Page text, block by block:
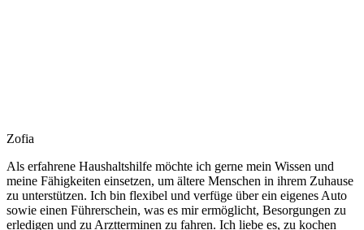
Zofia
Als erfahrene Haushaltshilfe möchte ich gerne mein Wissen und
meine Fähigkeiten einsetzen, um ältere Menschen in ihrem Zuhause
zu unterstützen. Ich bin flexibel und verfüge über ein eigenes Auto
sowie einen Führerschein, was es mir ermöglicht, Besorgungen zu
erledigen und zu Arztterminen zu fahren. Ich liebe es, zu kochen